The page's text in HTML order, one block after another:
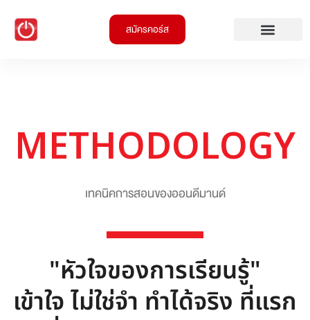
สมัครคอร์ส
METHODOLOGY
เทคนิคการสอนของออนดีมานด์
"หัวใจของการเรียนรู้"
เข้าใจ ไม่ใช่จำ ทำได้จริง ที่แรก